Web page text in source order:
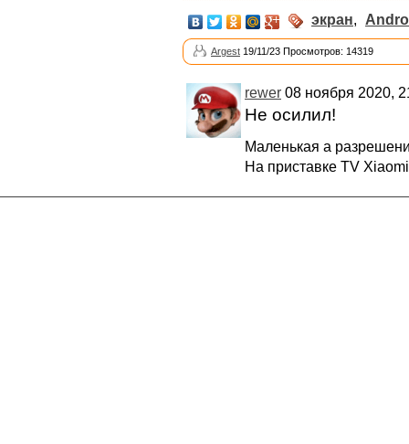
экран,
Argest 19/11/23 Просмотров: 14319
rewer 08 ноября 2020,
Не осилил!
Маленькая а
На приставке TV